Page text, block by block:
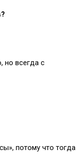
но всегда с
потому что тогда